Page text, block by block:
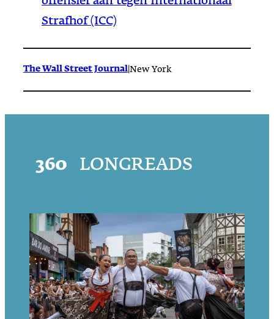
Strafhof (ICC)
The Wall Street Journal New York
360 LONGREADS